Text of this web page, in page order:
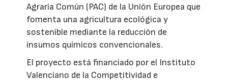
Agraria Común (PAC) de la Unión Europea que
fomenta una agricultura ecológica y
sostenible mediante la reducción de
insumos químicos convencionales.
El proyecto está financiado por el Instituto
Valenciano de la Competitividad e